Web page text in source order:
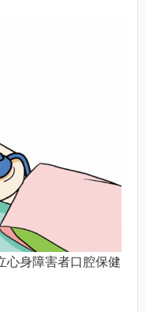
身障害者口腔保健